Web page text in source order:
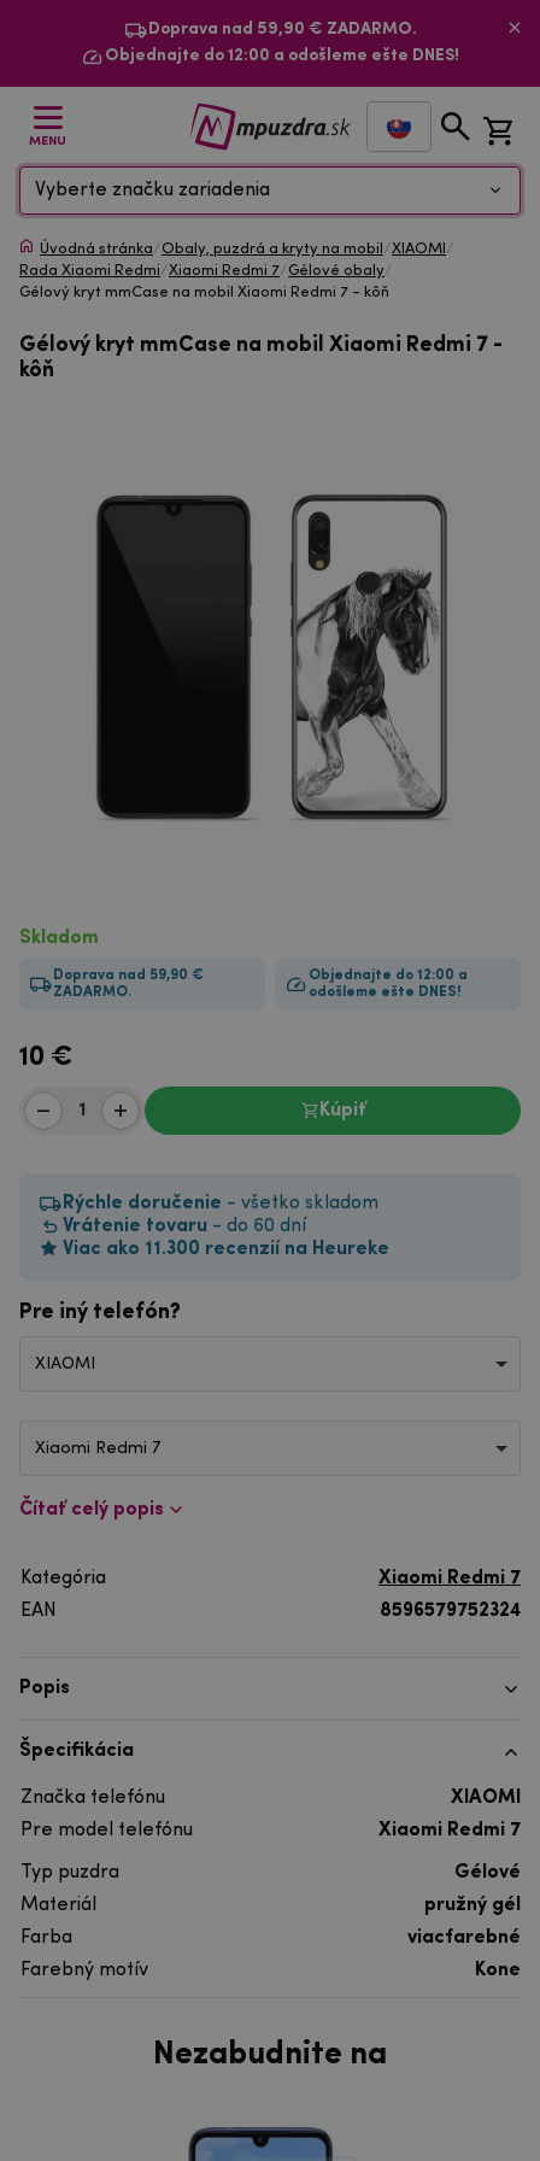
Doprava nad 59,90 € ZADARMO.
Objednajte do 12:00 a odošleme ešte DNES!
MENU
Vyberte značku zariadenia
Úvodná stránka/Obaly, puzdrá a kryty na mobil /XIAOMI /
Rada Xiaomi Redmi/Xiaomi Redmi 7/Gélové obaly/
Gélový kryt mmCase na mobil Xiaomi Redmi 7 - kôň
Gélový kryt mmCase na mobil Xiaomi Redmi 7 -
kôň
Skladom
Doprava nad 59,90 €
ZADARMO.
Objednajte do 12:00 a
odošleme ešte DNES!
10 €
Kúpiť
Rýchle doručenie - všetko skladom
Vrátenie tovaru - do 60 dní
Viac ako 11.300 recenzií na Heureke
Pre iný telefón?
XIAOMI
Xiaomi Redmi 7
Čítať celý popis
Kategória
Xiaomi Redmi 7
EAN
8596579752324
Popis
Špecifikácia
Značka telefónu
XIAOMI
Pre model telefónu
Xiaomi Redmi 7
Typ puzdra
Gélové
Materiál
pružný gél
Farba
viacfarebné
Farebný motív
Kone
Nezabudnite na